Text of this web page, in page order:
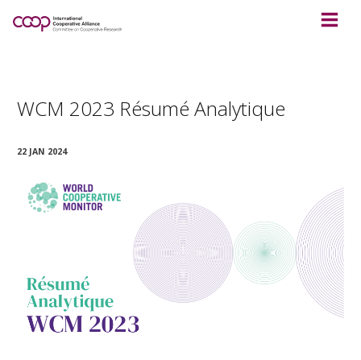
WCM 2023 Résumé Analytique
22 JAN 2024